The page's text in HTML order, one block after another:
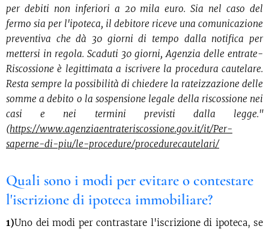
per debiti non inferiori a 20 mila euro. Sia nel caso del
fermo sia per l'ipoteca, il debitore riceve una comunicazione
preventiva che dà 30 giorni di tempo dalla notifica per
mettersi in regola. Scaduti 30 giorni, Agenzia delle entrate-
Riscossione è legittimata a iscrivere la procedura cautelare.
Resta sempre la possibilità di chiedere la rateizzazione delle
somme a debito o la sospensione legale della riscossione nei
casi e nei termini previsti dalla legge."
(https://www.agenziaentrateriscossione.gov.it/it/Per-
saperne-di-piu/le-procedure/procedurecautelari/
Quali sono i modi per evitare o contestare
l'iscrizione di ipoteca immobiliare?
1)Uno dei modi per contrastare l'iscrizione di ipoteca, se